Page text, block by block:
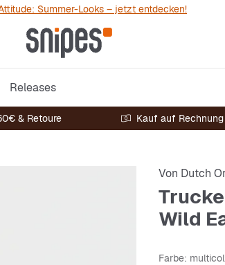
Summer-Looks – jetzt entdecken!
Releases
& Retoure Kauf auf Rechnung
Von Dutch
Wild
Farbe: